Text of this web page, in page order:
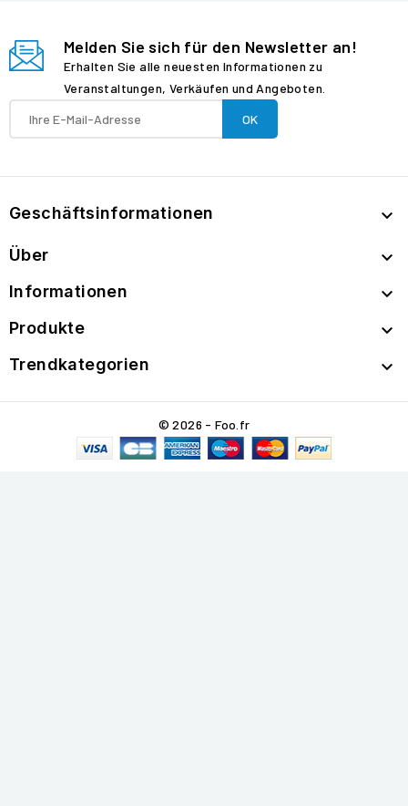
Melden Sie sich für den Newsletter an!
Erhalten Sie alle neuesten Informationen zu
Veranstaltungen, Verkäufen und Angeboten.
Geschäftsinformationen 
Über 
Informationen 
Produkte 
Trendkategorien 
© 2026 - Foo.fr